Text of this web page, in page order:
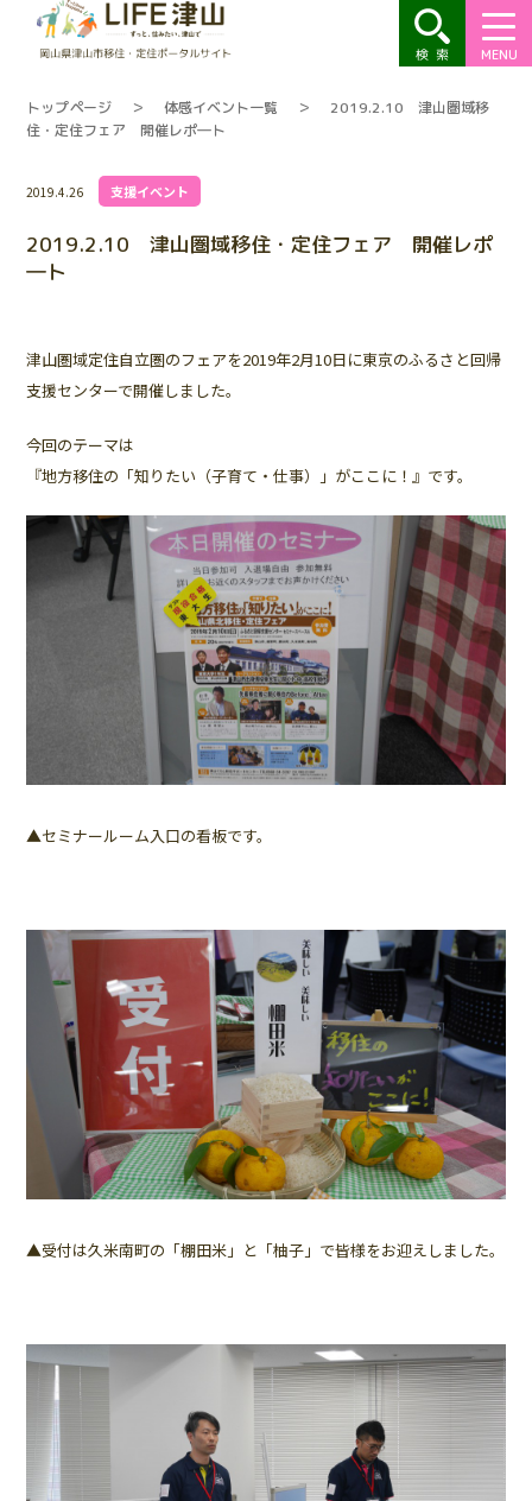
MENU
トップページ ＞ 体感イベント一覧 ＞
2019.2.10 津山圏域移
住・定住フェア 開催レポ―ト
2019.4.26 支援イベント
2019.2.10 津山圏域移住・定住フェア 開催レポ
―ト
津山圏域定住自立圏のフェアを2019年2月10日に東京のふるさと回帰
支援センターで開催しました。
今回のテーマは
『地方移住の「知りたい（子育て・仕事）」がここに！』です。
▲セミナールーム入口の看板です。
▲受付は久米南町の「棚田米」と「柚子」で皆様をお迎えしました。